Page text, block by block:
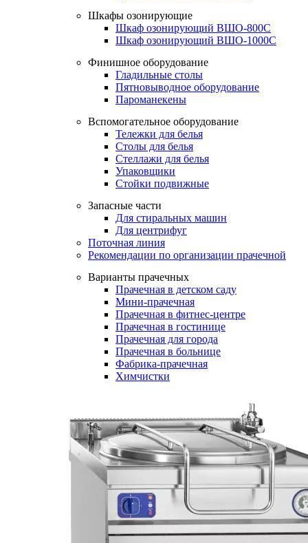
Шкафы озонирующие
Шкаф озонирующий ВШО-800С
Шкаф озонирующий ВШО-1000С
Финишное оборудование
Гладильные столы
Пятновыводное оборудование
Пароманекены
Вспомогательное оборудование
Тележки для белья
Столы для белья
Стеллажи для белья
Упаковщики
Стойки подвижные
Запасные части
Для стиральных машин
Для центрифуг
Поточная линия
Рекомендации по организации прачечной
Варианты прачечных
Прачечная в детском саду
Мини-прачечная
Прачечная в фитнес-центре
Прачечная в гостинице
Прачечная для города
Прачечная в больнице
Фабрика-прачечная
Химчистки